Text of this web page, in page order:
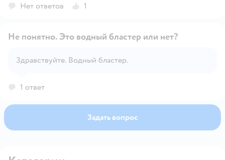
бластер с пулями! Чему верить?
Нет ответов 1
Открыть вопрос
Не понятно. Это водный бластер или нет?
Здравствуйте. Водный бластер.
1 ответ
Задать вопрос